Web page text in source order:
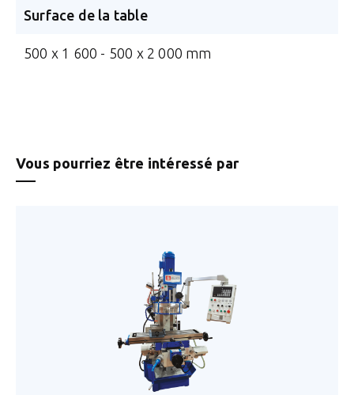
Surface de la table
500 x 1 600 - 500 x 2 000 mm
Vous pourriez être intéressé par